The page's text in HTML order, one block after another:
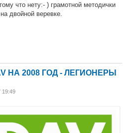
что нету:- ) грамотной методички
двойной веревке.
НА 2008 ГОД - ЛЕГИОНЕРЫ
19:49